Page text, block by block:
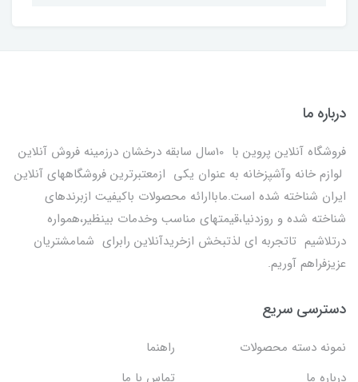
درباره ما
فروشگاه آنلاین پروین با 10سال سابقه درخشان درزمینه فروش آنلاین
لوازم خانه وآشپزخانه به عنوان یکی ازمعتبرترین فروشگاههای آنلاین
ایران شناخته شده است.ماباارائه محصولات باکیفیت ازبرندهای
شناخته شده و روزدنیا،قیمتهای مناسب وخدمات بینظیر،همواره
درتلاشیم تاتجربه ای لذتبخش ازخریدآنلاین رابرای شمامشتریان
عزیزفراهم آوریم.
دسترسی سریع
نمونه دسته محصولات
راهنما
درباره ما
تماس با ما